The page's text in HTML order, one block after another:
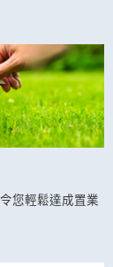
您輕鬆達成置業